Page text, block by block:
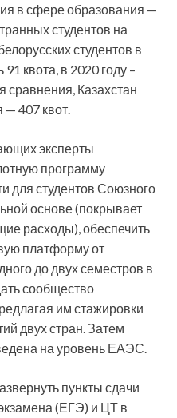
в сфере образования —
студентов на
студентов в
квота, в 2020 году –
сравнения, Казахстан
— 407 квот.
эксперты
программу
для студентов Союзного
основе (покрывает
расходы), обеспечить
платформу от
до двух семестров в
сообщество
им стажировки
двух стран. Затем
на уровень ЕАЭС.
пункты сдачи
(ЕГЭ) и ЦТ в